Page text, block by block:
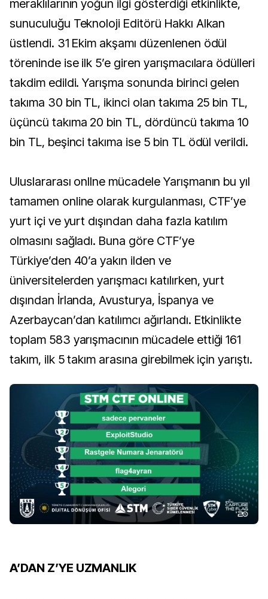
meraklılarının yoğun ilgi gösterdiği etkinlikte,
sunuculuğu Teknoloji Editörü Hakkı Alkan
üstlendi. 31 Ekim akşamı düzenlenen ödül
töreninde ise ilk 5’e giren yarışmacılara ödülleri
takdim edildi. Yarışma sonunda birinci gelen
takıma 30 bin TL, ikinci olan takıma 25 bin TL,
üçüncü takıma 20 bin TL, dördüncü takıma 10
bin TL, beşinci takıma ise 5 bin TL ödül verildi.
Uluslararası onlIne mücadele Yarışmanın bu yıl
tamamen online olarak kurgulanması, CTF’ye
yurt içi ve yurt dışından daha fazla katılım
olmasını sağladı. Buna göre CTF’ye
Türkiye’den 40’a yakın ilden ve
üniversitelerden yarışmacı katılırken, yurt
dışından İrlanda, Avusturya, İspanya ve
Azerbaycan’dan katılımcı ağırlandı. Etkinlikte
toplam 583 yarışmacının mücadele ettiği 161
takım, ilk 5 takım arasına girebilmek için yarıştı.
A’DAN Z’YE UZMANLIK